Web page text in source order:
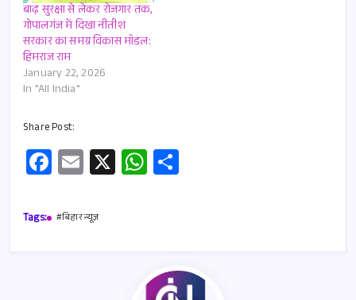
बाढ़ सुरक्षा से लेकर रोजगार तक,
गोपालगंज में दिखा नीतीश
सरकार का समग्र विकास मॉडल:
हिमराज राम
January 22, 2026
In "All India"
Share Post:
Fa
ce
b
E
m
ail
X W
h
A
p
Tags: #बिहार न्यूज़